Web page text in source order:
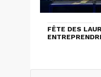
FÊTE DES